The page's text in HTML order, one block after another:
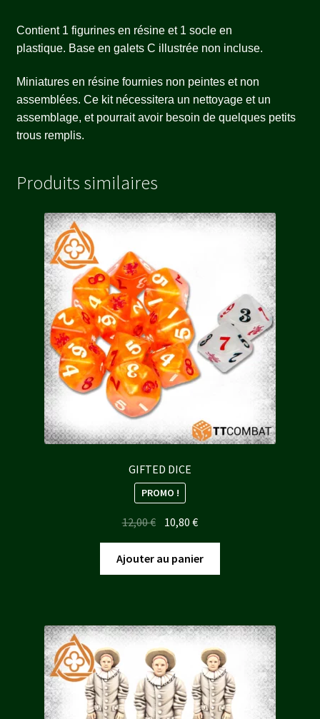
Contient 1 figurines en résine et 1 socle en
plastique. Base en galets C illustrée non incluse.
Miniatures en résine fournies non peintes et non
assemblées. Ce kit nécessitera un nettoyage et un
assemblage, et pourrait avoir besoin de quelques petits
trous remplis.
Produits similaires
GIFTED DICE
PROMO !
12,00€ Le
prix
initial
était :
10,80€Le
prix
actuel
est :
Ajouter au panier